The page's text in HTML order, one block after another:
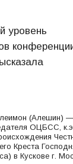
уровень
(Алешин) —
ОЦБСС,
Креста
в Кускове г.